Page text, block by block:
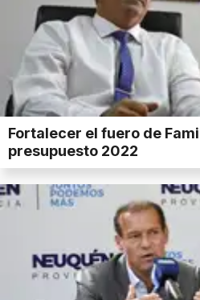
Fortalecer el fuero de
presupuesto 2022